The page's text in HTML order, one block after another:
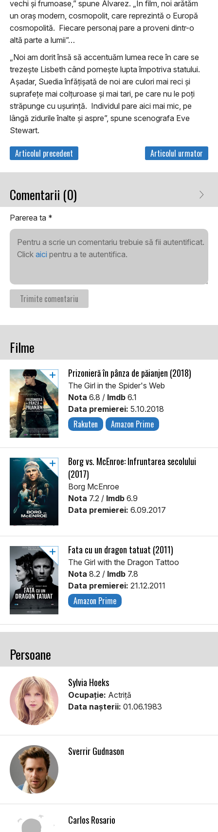
vechi şi frumoase,” spune Alvarez. „În film, noi arătăm
un oraş modern, cosmopolit, care reprezintă o Europă
cosmopolită. Fiecare personaj pare a proveni dintr-o
altă parte a lumii”…
„Noi am dorit însă să accentuăm lumea rece în care se
trezeşte Lisbeth când porneşte lupta împotriva statului.
Aşadar, Suedia înfăţişată de noi are culori mai reci şi
suprafeţe mai colţuroase şi mai tari, pe care nu le poţi
străpunge cu uşurinţă. Individul pare aici mai mic, pe
lângă zidurile înalte şi aspre”, spune scenografa Eve
Stewart.
Articolul precedent Articolul urmator
Comentarii (0)
Parerea ta *
Pentru a scrie un comentariu trebuie să fii autentificat.
Click aici pentru a te autentifica.
Filme
Prizonieră în pânza de păianjen (2018)
The Girl in the Spider's Web
Nota 6.8 / Imdb 6.1
Data premierei: 5.10.2018
Rakuten Amazon Prime
Borg vs. McEnroe: Înfruntarea secolului
(2017)
Borg McEnroe
Nota 7.2 / Imdb 6.9
Data premierei: 6.09.2017
Fata cu un dragon tatuat (2011)
The Girl with the Dragon Tattoo
Nota 8.2 / Imdb 7.8
Data premierei: 21.12.2011
Amazon Prime
Persoane
Sylvia Hoeks
Ocupație: Actriţă
Data nașterii: 01.06.1983
Sverrir Gudnason
Carlos Rosario